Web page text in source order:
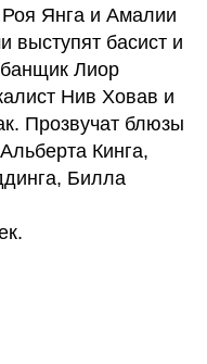
Янга и Амалии
выступят басист и
Лиор
Нив Ховав и
Прозвучат блюзы
Кинга,
Билла